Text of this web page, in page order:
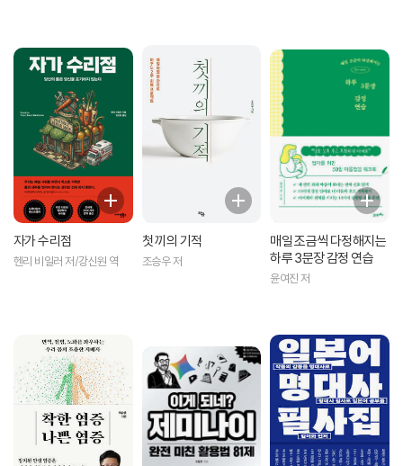
자가 수리점
헨리 비일러 저/강신원 역
첫 끼의 기적
조승우 저
매일 조금씩 다정해지는
하루 3문장 감정 연습
윤여진 저